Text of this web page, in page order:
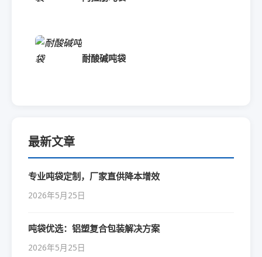
耐酸碱吨袋
最新文章
专业吨袋定制，厂家直供降本增效
2026年5月25日
吨袋优选：铝塑复合包装解决方案
2026年5月25日